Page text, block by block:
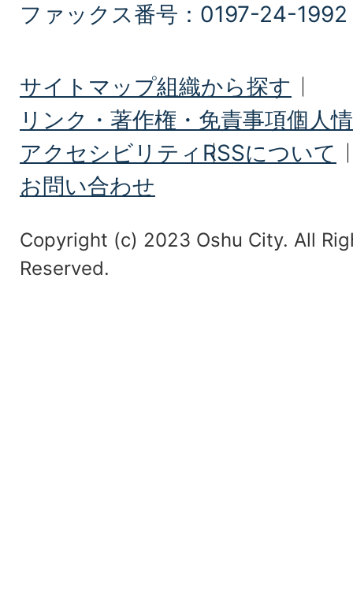
ファックス番号：0197-24-1992
サイトマップ組織から探す
リンク・著作権・免責事項個人
アクセシビリティ RSSについて
お問い合わせ
Copyright (c) 2023 Oshu City. All
Reserved.